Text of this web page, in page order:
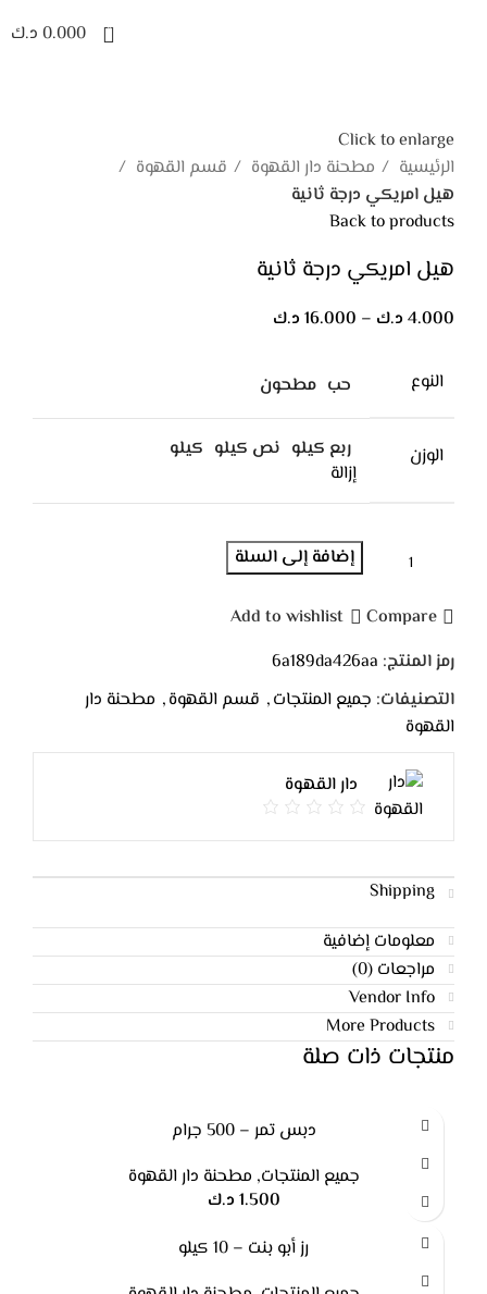
0
0.000 د.ك
Click to enlarge
الرئيسية
مطحنة دار القهوة
قسم القهوة
هيل امريكي درجة ثانية
Back to products
هيل امريكي درجة ثانية
4.000 د.ك –
16.000 د.ك
النوع حب مطحون
الوزن ربع كيلو نص كيلو كيلو
إزالة
إضافة إلى السلة
Compare
Add to wishlist
رمز المنتج: 6a189da426aa
التصنيفات: جميع المنتجات, قسم القهوة, مطحنة دار
القهوة
دار القهوة
Shipping
معلومات إضافية
مراجعات (0)
Vendor Info
More Products
منتجات ذات صلة
دبس تمر – 500 جرام
جميع المنتجات,مطحنة دار القهوة
1.500 د.ك
رز أبو بنت – 10 كيلو